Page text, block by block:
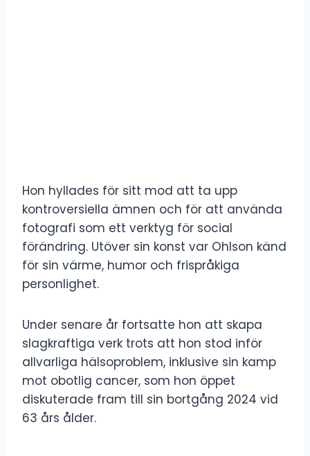
Hon hyllades för sitt mod att ta upp
kontroversiella ämnen och för att använda
fotografi som ett verktyg för social
förändring. Utöver sin konst var Ohlson känd
för sin värme, humor och frispråkiga
personlighet.
Under senare år fortsatte hon att skapa
slagkraftiga verk trots att hon stod inför
allvarliga hälsoproblem, inklusive sin kamp
mot obotlig cancer, som hon öppet
diskuterade fram till sin bortgång 2024 vid
63 års ålder.